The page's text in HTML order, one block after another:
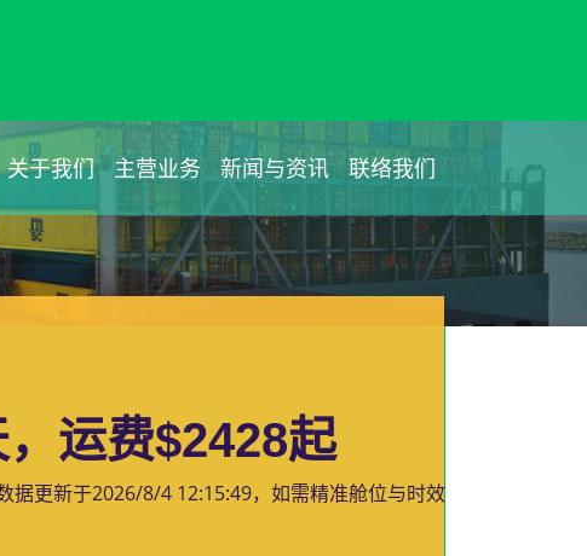
关于我们 主营业务 新闻与资讯 联络我们
运费$2428起
据更新于2026/8/4 12:15:49，如需精准舱位与时效